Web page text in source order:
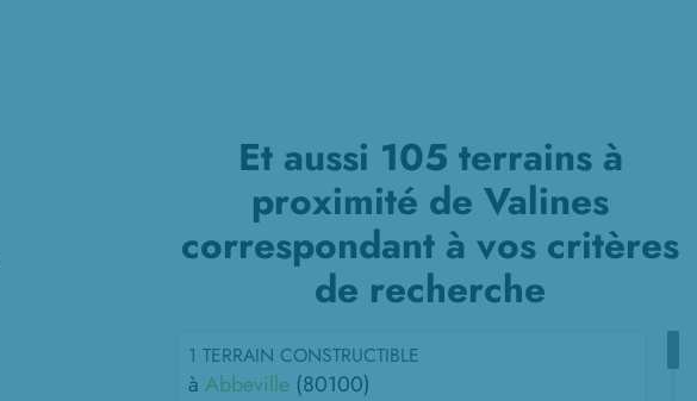
Et aussi 105 terrains à
proximité de Valines
correspondant à vos critères
de recherche
1 TERRAIN CONSTRUCTIBLE
à Abbeville (80100)